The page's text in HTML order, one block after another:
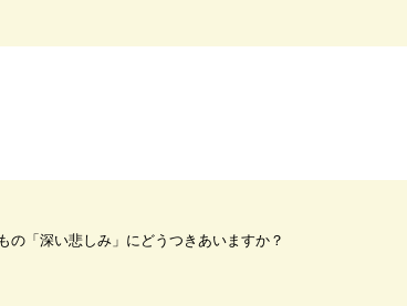
の「深い悲しみ」にどうつきあいますか？